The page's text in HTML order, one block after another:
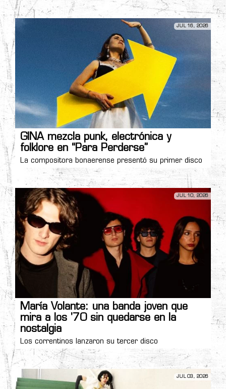
JUL 16, 2026
GINA mezcla punk, electrónica y
folklore en “Para Perderse”
La compositora bonaerense presentó su primer disco
JUL 10, 2026
María Volante: una banda joven que
mira a los '70 sin quedarse en la
nostalgia
Los correntinos lanzaron su tercer disco
JUL 03, 2026